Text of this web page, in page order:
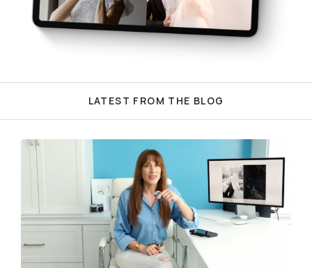
LATEST FROM THE BLOG